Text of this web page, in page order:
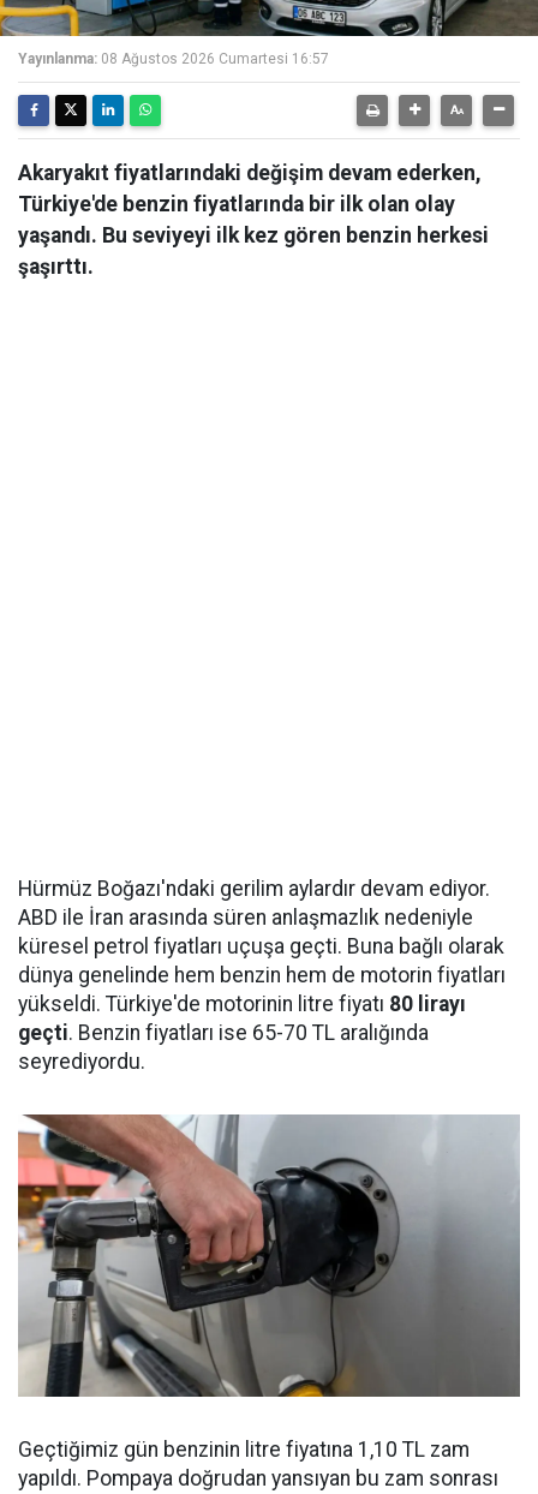
Yayınlanma: 08 Ağustos 2026 Cumartesi 16:57
Akaryakıt fiyatlarındaki değişim devam ederken,
Türkiye'de benzin fiyatlarında bir ilk olan olay
yaşandı. Bu seviyeyi ilk kez gören benzin herkesi
şaşırttı.
Hürmüz Boğazı'ndaki gerilim aylardır devam ediyor.
ABD ile İran arasında süren anlaşmazlık nedeniyle
küresel petrol fiyatları uçuşa geçti. Buna bağlı olarak
dünya genelinde hem benzin hem de motorin fiyatları
yükseldi. Türkiye'de motorinin litre fiyatı 80 lirayı
geçti. Benzin fiyatları ise 65-70 TL aralığında
seyrediyordu.
Geçtiğimiz gün benzinin litre fiyatına 1,10 TL zam
yapıldı. Pompaya doğrudan yansıyan bu zam sonrası